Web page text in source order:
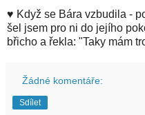
♥ Když se Bára vzbudila -
šel jsem pro ni do jejího
břicho a řekla: "Taky mám
Žádné komentáře:
Sdílet